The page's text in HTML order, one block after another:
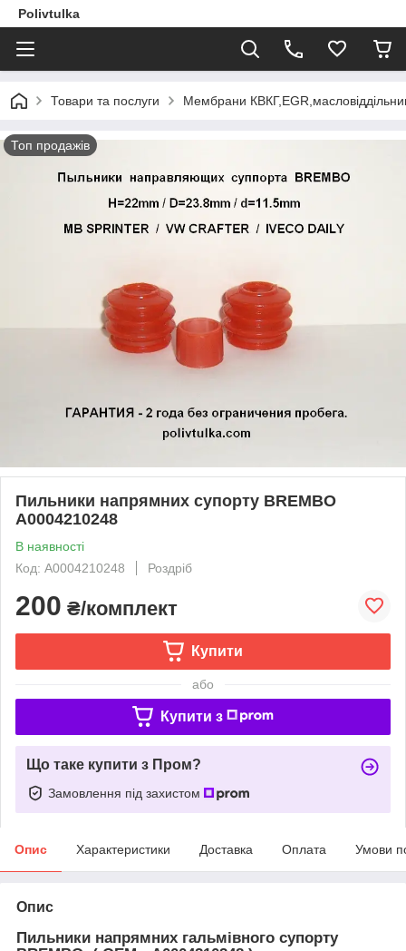
Polivtulka
Товари та послуги Мембрани
Топ продажів
Пильники напрямних супорту BREMBO
A0004210248
В наявності
Код: A0004210248
Роздріб
200 ₴/комплект
Купити
або
Купити з
Що таке купити з Пром?
Замовлення під захистом
Опис Характеристики Доставка Оплата Умови
Опис
Пильники напрямних гальмівного супорту